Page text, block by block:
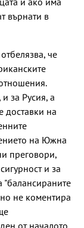
върнати в
че
за Русия, а
доставки на
на Южна
преговори,
и за
"балансираните
не коментира
от началото